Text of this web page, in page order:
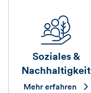
Soziales &
Nachhaltigkeit
Mehr erfahren